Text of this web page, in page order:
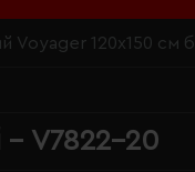
Voyager 120х150
- V7822-20